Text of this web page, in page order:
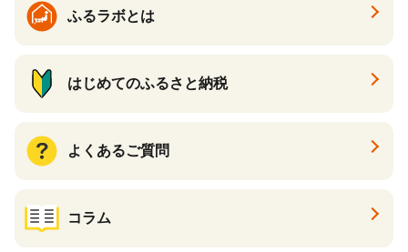
ふるラボとは
はじめてのふるさと納税
よくあるご質問
コラム